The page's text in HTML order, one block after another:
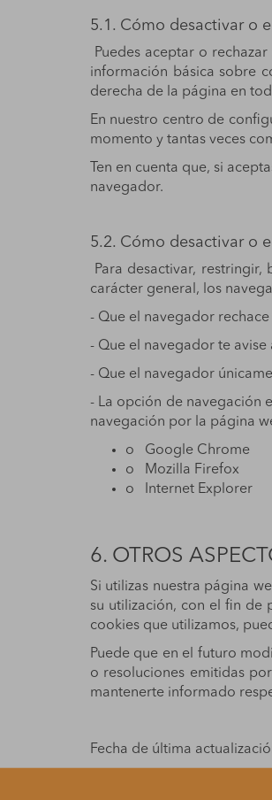
5.1. Cómo desactivar o
Puedes aceptar o
información básica sobre
derecha de la página en
En nuestro centro de
momento y tantas veces
Ten en cuenta que, si
navegador.
5.2. Cómo desactivar o
Para desactivar,
carácter general, los
- Que el navegador
- Que el navegador te
- Que el navegador
- La opción de navegación
navegación por la página
o Google Chrome
o
Mozilla Firefox
o
Internet Explorer
6. OTROS
Si utilizas nuestra página
su utilización, con el fin de
cookies que utilizamos,
Puede que en el futuro
o resoluciones emitidas
mantenerte informado
Fecha de última